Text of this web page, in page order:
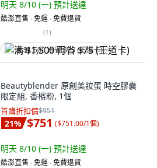
明天 8/10 (一) 預計送達
酷澎直售 ∙ 免運 ∙ 免費退貨
(1)
满 $1,500 再省 $75 (王道卡)
Beautyblender 原創美妝蛋 時空膠囊
限定組, 香檳粉, 1個
首購折扣價$951
21% $751 ($751.00/1個)
明天 8/10 (一) 預計送達
酷澎直售 ∙ 免運 ∙ 免費退貨